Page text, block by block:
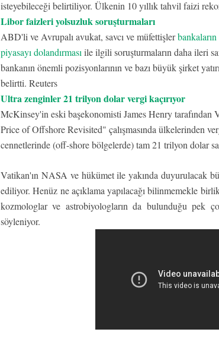
isteyebileceği belirtiliyor. Ülkenin 10 yıllık tahvil faizi
Libor faizleri yolsuzluk soruşturmaları
ABD'li ve Avrupalı avukat, savcı ve müfettişler
piyasayı dolandırması ile ilgili soruşturmaların daha ileri
bankanın önemli pozisyonlarının ve bazı büyük şirket
belirtti. Reuters
Ultra zenginler 21 trilyon dolar vergi kaçırıyor
McKinsey'in eski başekonomisti James Henry tarafından
Price of Offshore Revisited" çalışmasında ülkelerinden
cennetlerinde (off-shore bölgelerde) tam 21 trilyon dolar
Vatikan'ın NASA ve hükümet ile yakında duyurulacak
ediliyor. Henüz ne açıklama yapılacağı bilinmemekle
kozmologlar ve astrobiyologların da bulunduğu pek
söyleniyor.